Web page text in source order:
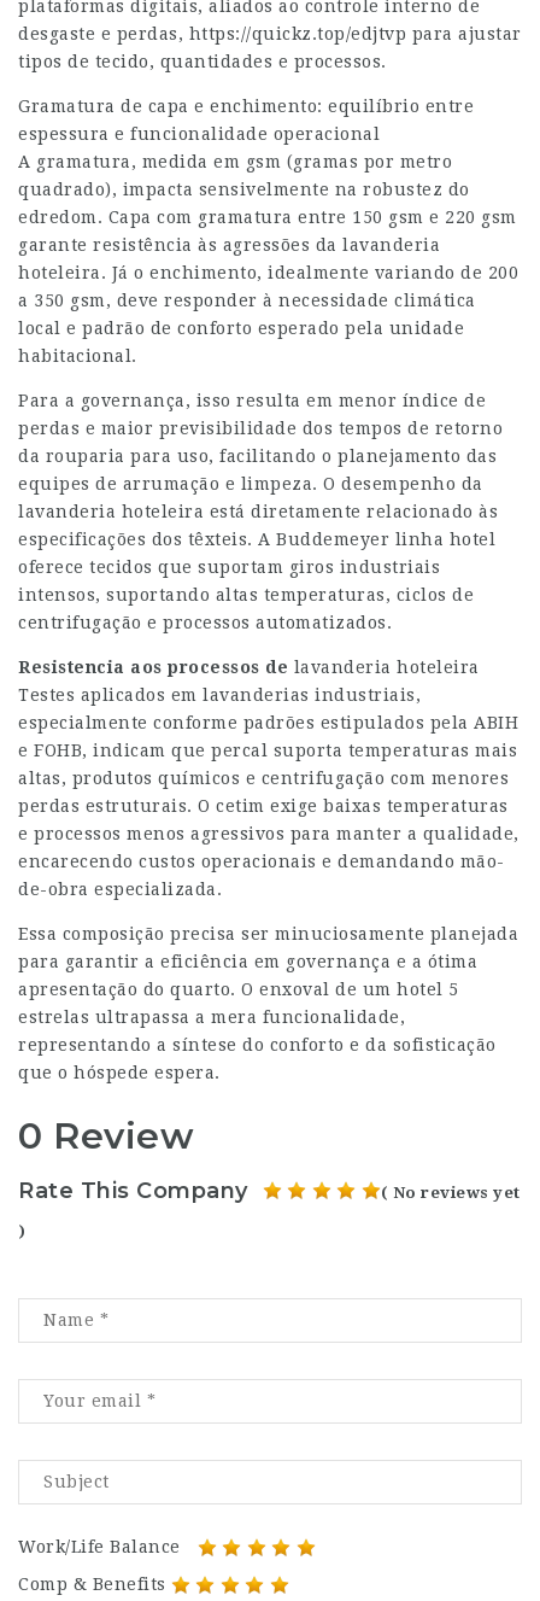
plataformas digitais, aliados ao controle interno de
desgaste e perdas, https://quickz.top/edjtvp para ajustar
tipos de tecido, quantidades e processos.
Gramatura de capa e enchimento: equilíbrio entre
espessura e funcionalidade operacional
A gramatura, medida em gsm (gramas por metro
quadrado), impacta sensivelmente na robustez do
edredom. Capa com gramatura entre 150 gsm e 220 gsm
garante resistência às agressões da lavanderia
hoteleira. Já o enchimento, idealmente variando de 200
a 350 gsm, deve responder à necessidade climática
local e padrão de conforto esperado pela unidade
habitacional.
Para a governança, isso resulta em menor índice de
perdas e maior previsibilidade dos tempos de retorno
da rouparia para uso, facilitando o planejamento das
equipes de arrumação e limpeza. O desempenho da
lavanderia hoteleira está diretamente relacionado às
especificações dos têxteis. A Buddemeyer linha hotel
oferece tecidos que suportam giros industriais
intensos, suportando altas temperaturas, ciclos de
centrifugação e processos automatizados.
Resistencia aos processos de lavanderia hoteleira
Testes aplicados em lavanderias industriais,
especialmente conforme padrões estipulados pela ABIH
e FOHB, indicam que percal suporta temperaturas mais
altas, produtos químicos e centrifugação com menores
perdas estruturais. O cetim exige baixas temperaturas
e processos menos agressivos para manter a qualidade,
encarecendo custos operacionais e demandando mão-
de-obra especializada.
Essa composição precisa ser minuciosamente planejada
para garantir a eficiência em governança e a ótima
apresentação do quarto. O enxoval de um hotel 5
estrelas ultrapassa a mera funcionalidade,
representando a síntese do conforto e da sofisticação
que o hóspede espera.
0 Review
Rate This Company ( No reviews yet
)
Work/Life Balance
Comp & Benefits